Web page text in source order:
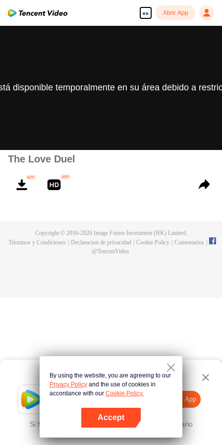
es Abrir App
Tencent Video
Abrir App
Si falla, por favor Haz clic aquí y vuelve a intentarlo
disponible temporalmente en su área debido a
The Love Duel
Copyright © 2016-2026Image Future Investment (HK) Limited.
Términos y Condiciones
Declaracion de privacidad Cookie Policy Comentarios
@TencentVideo
By using the website, you are agreeing to our
Privacy Policy and the use of cookies in
accordance with our Cookie Policy.
Accept